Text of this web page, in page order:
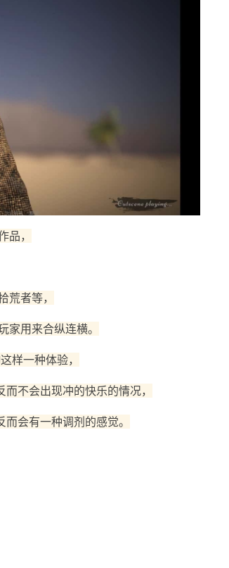
，
者等，
用来合纵连横。
样一种体验，
不会出现冲的快乐的情况，
会有一种调剂的感觉。